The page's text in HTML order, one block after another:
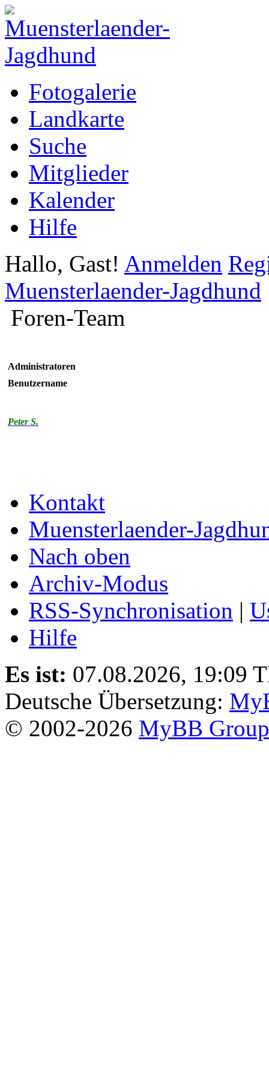
Fotogalerie
Landkarte
Suche
Mitglieder
Kalender
Hilfe
Hallo, Gast! Anmelden
Muensterlaender-Jagdhund
Foren-Team
Administratoren
Benutzername
Peter S.
Kontakt
Muensterlaender-
Nach oben
Archiv-Modus
RSS-Synchronisation |
Hilfe
Es ist: 07.08.2026, 19:09
Deutsche Übersetzung:
© 2002-2026 MyBB Group